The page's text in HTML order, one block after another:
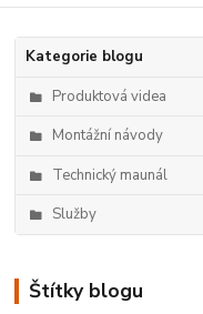
Kategorie blogu
Produktová videa
Montážní návody
Technický maunál
Služby
Štítky blogu